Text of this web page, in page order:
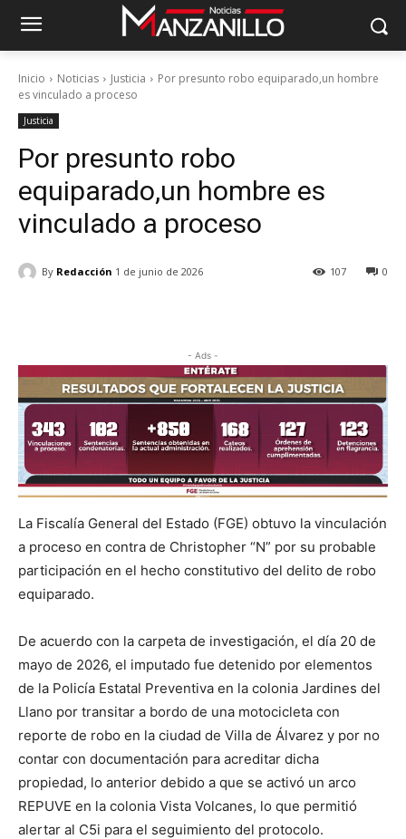
Inicio Noticias Justicia
Por presunto robo equiparado,un hombre
es vinculado a proceso
Justicia
Por presunto robo
equiparado,un hombre es
vinculado a proceso
By Redacción 1 de junio de 2026 0
107
- Ads -
La Fiscalía General del Estado (FGE) obtuvo la vinculación
a proceso en contra de Christopher “N” por su probable
participación en el hecho constitutivo del delito de robo
equiparado.
De acuerdo con la carpeta de investigación, el día 20 de
mayo de 2026, el imputado fue detenido por elementos
de la Policía Estatal Preventiva en la colonia Jardines del
Llano por transitar a bordo de una motocicleta con
reporte de robo en la ciudad de Villa de Álvarez y por no
contar con documentación para acreditar dicha
propiedad, lo anterior debido a que se activó un arco
REPUVE en la colonia Vista Volcanes, lo que permitió
alertar al C5i para el seguimiento del protocolo.